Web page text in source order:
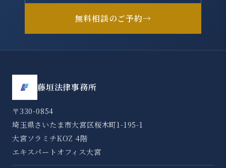
無料相談のご予約→
藤垣法律事務所
〒330-0854
埼玉県さいたま市大宮区桜木町1-195-1
大宮ソラミチKOZ 4階
エキスパートオフィス大宮